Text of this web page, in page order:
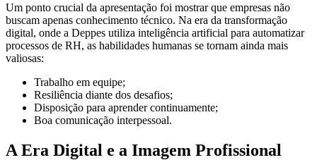
Um ponto crucial da apresentação foi mostrar que empresas não
buscam apenas conhecimento técnico. Na era da transformação
digital, onde a Deppes utiliza inteligência artificial para automatizar
processos de RH, as habilidades humanas se tornam ainda mais
valiosas:
Trabalho em equipe;
Resiliência diante dos desafios;
Disposição para aprender continuamente;
Boa comunicação interpessoal.
A Era Digital e a Imagem Profissional